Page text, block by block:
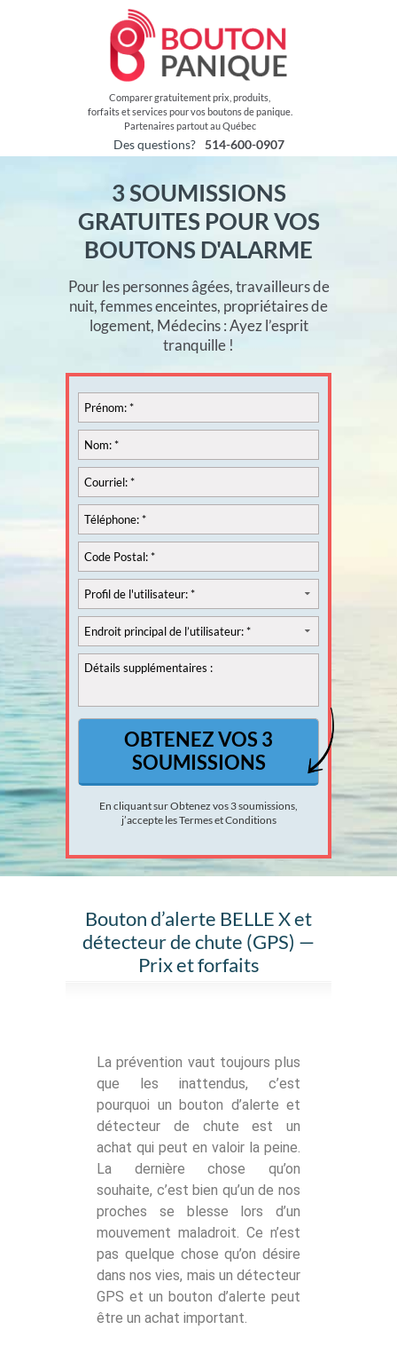
Comparer gratuitement prix, produits,
forfaits et services pour vos boutons de panique.
Partenaires partout au Québec
Des questions? 514-600-0907
3 SOUMISSIONS
GRATUITES POUR VOS
BOUTONS D'ALARME
Pour les personnes âgées, travailleurs de
nuit, femmes enceintes, propriétaires de
logement, Médecins : Ayez l’esprit
tranquille !
En cliquant sur Obtenez vos 3 soumissions,
j’accepte lesTermes et Conditions
Bouton d’alerte BELLE X et
détecteur de chute (GPS) —
Prix et forfaits
La prévention vaut toujours plus
que les inattendus, c’est
pourquoi un bouton d’alerte et
détecteur de chute est un
achat qui peut en valoir la peine.
La dernière chose qu’on
souhaite, c’est bien qu’un de nos
proches se blesse lors d’un
mouvement maladroit. Ce n’est
pas quelque chose qu’on désire
dans nos vies, mais un détecteur
GPS et un bouton d’alerte peut
être un achat important.